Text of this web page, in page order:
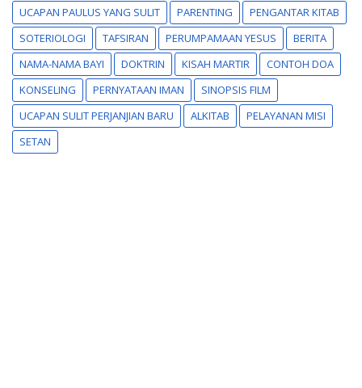
UCAPAN PAULUS YANG SULIT
PARENTING
PENGANTAR KITAB
SOTERIOLOGI
TAFSIRAN PERUMPAMAAN YESUS
BERITA
NAMA-NAMA BAYI
DOKTRIN KISAH MARTIR
CONTOH DOA
KONSELING
PERNYATAAN IMAN
SINOPSIS FILM
UCAPAN SULIT PERJANJIAN BARU
ALKITAB
PELAYANAN MISI
SETAN